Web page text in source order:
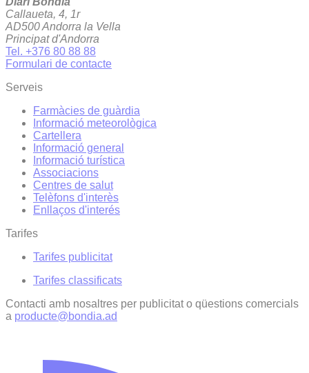
Callaueta, 4, 1r
AD500 Andorra la Vella
Principat d'Andorra
Tel. +376 80 88 88
Formulari de contacte
Serveis
Farmàcies de guàrdia
Informació meteorològica
Cartellera
Informació general
Informació turística
Associacions
Centres de salut
Telèfons d'interès
Enllaços d'interés
Tarifes
Tarifes publicitat
Tarifes classificats
Contacti amb nosaltres per publicitat o qüestions comercials
a producte@bondia.ad